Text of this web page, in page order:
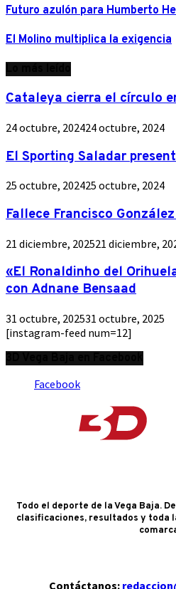
Futuro azulón para Humberto
El Molino multiplica la exigencia
Cataleya cierra el círculo
24 octubre, 202424 octubre, 2024
El Sporting Saladar
25 octubre, 202425 octubre, 2024
Fallece Francisco
21 diciembre, 202521 diciembre,
«El Ronaldinho del
con Adnane Bensaad
31 octubre, 202531 octubre, 2025
[instagram-feed num=12]
Facebook
Todo el deporte de la Vega Baja.
clasificaciones, resultados y toda
Contáctanos: